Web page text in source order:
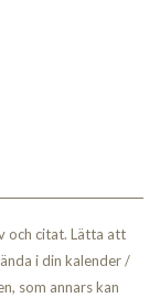
och citat. Lätta att
i din kalender /
som annars kan